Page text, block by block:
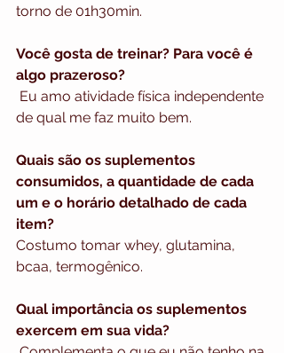
torno de 01h30min.
Você gosta de treinar? Para você é
algo prazeroso?
de qual me faz muito bem.
Quais são os suplementos
consumidos, a quantidade de cada
um e o horário detalhado de cada
item?
Costumo tomar whey, glutamina,
bcaa, termogênico.
Qual importância os suplementos
exercem em sua vida?